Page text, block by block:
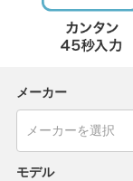
メーカー
モデル